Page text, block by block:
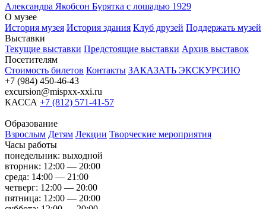
Александра Якобсон Бурятка с лошадью 1929
О музее
История музея История здания Клуб друзей Поддержать музей
Выставки
Текущие выставки Предстоящие выставки Архив выставок
Посетителям
Стоимость билетов Контакты ЗАКАЗАТЬ ЭКСКУРСИЮ
+7 (984) 450-46-43
excursion@mispxx-xxi.ru
КАССА +7 (812) 571-41-57
Образование
Взрослым Детям Лекции Творческие мероприятия
Часы работы
понедельник: выходной
вторник: 12:00 — 20:00
среда: 14:00 — 21:00
четверг: 12:00 — 20:00
пятница: 12:00 — 20:00